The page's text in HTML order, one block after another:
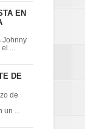
EN
Johnny
...
DE
de
...